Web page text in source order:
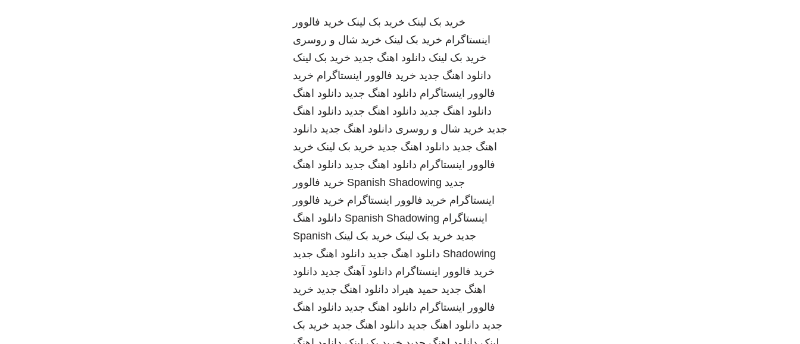
خرید بک لینک خرید بک لینک خرید فالوور
اینستاگرام خرید بک لینک خرید شال و روسری
خرید بک لینک دانلود اهنگ جدید خرید بک لینک
دانلود اهنگ جدید خرید فالوور اینستاگرام خرید
فالوور اینستاگرام دانلود اهنگ جدید دانلود اهنگ
دانلود اهنگ جدید دانلود اهنگ جدید دانلود اهنگ
جدید خرید شال و روسری دانلود اهنگ جدید دانلود
اهنگ جدید دانلود اهنگ جدید خرید بک لینک خرید
فالوور اینستاگرام دانلود اهنگ جدید دانلود اهنگ
جدید Spanish Shadowing خرید فالوور
اینستاگرام خرید فالوور اینستاگرام خرید فالوور
اینستاگرام Spanish Shadowing دانلود اهنگ
جدید خرید بک لینک خرید بک لینک Spanish
Shadowing دانلود اهنگ جدید دانلود اهنگ جدید
خرید فالوور اینستاگرام دانلود آهنگ جدید دانلود
اهنگ جدید حمید هیراد دانلود اهنگ جدید خرید
فالوور اینستاگرام دانلود اهنگ جدید دانلود اهنگ
جدید دانلود اهنگ جدید دانلود اهنگ جدید خرید بک